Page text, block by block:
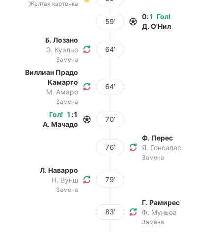
Желтая карточка
59’
Гол!
0:1
Д. О'Нил
Б. Лозано
Э. Куэльо
Замена
64’
Виллиан Прадо
Камарго
М. Амаро
Замена
64’
Гол! 1 :1
А. Мачадо
70’
76’
Ф. Перес
Я. Гонсалес
Замена
Л. Наварро
Н. Вунш
Замена
79’
83’
Г. Рамирес
Ф. Муньоа
Замена